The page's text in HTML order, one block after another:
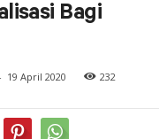
Bagi
19 April 2020
232